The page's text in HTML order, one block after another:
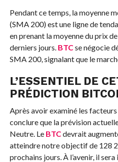
Pendant ce temps, la moyenne
(SMA 200) est une ligne de
en prenant la moyenne du prix
derniers jours. BTCse négocie
SMA 200, signalant que le
L’ESSENTIEL DE
PRÉDICTION
Après avoir examiné les
conclure que la prévision
Neutre. Le BTCdevrait
atteindre notre objectif de 128
prochains jours. À l’avenir, il